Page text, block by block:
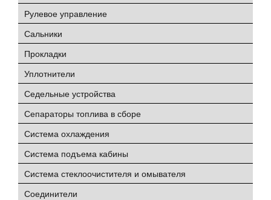
Рулевое управление
Сальники
Прокладки
Уплотнители
Седельные устройства
Сепараторы топлива в сборе
Система охлаждения
Система подъема кабины
Система стеклоочистителя и омывателя
Соединители